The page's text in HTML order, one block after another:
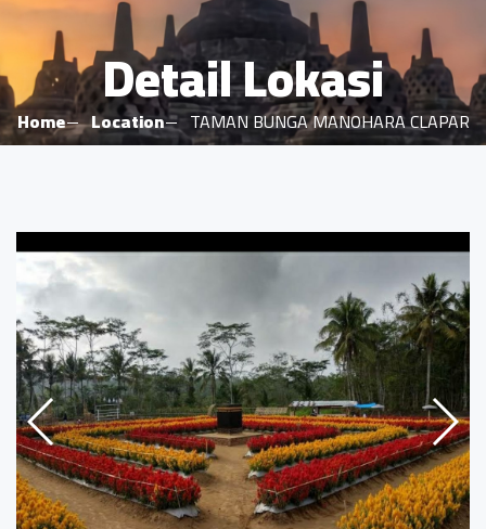
Detail Lokasi
Home Location TAMAN BUNGA MANOHARA CLAPAR